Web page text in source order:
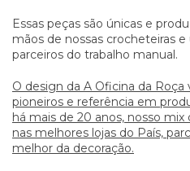
Essas peças são únicas e
mãos de nossas crocheteiras
parceiros do trabalho manual.
O design da A Oficina da
pioneiros e referência em
há mais de 20 anos, nosso
nas melhores lojas do País,
melhor da decoração.